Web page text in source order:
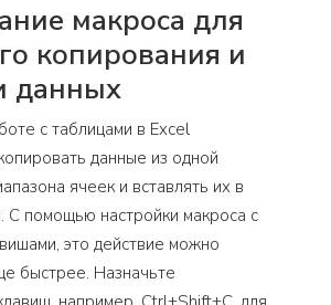
макроса для
копирования и
данных
с таблицами в Excel
данные из одной
ячеек и вставлять их в
С помощью настройки макроса с
это действие можно
быстрее. Назначьте